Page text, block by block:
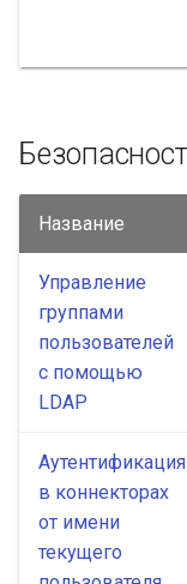
Название
Управление
группами
пользователей
с помощью
LDAP
Аутентификация
в коннекторах
от имени
текущего